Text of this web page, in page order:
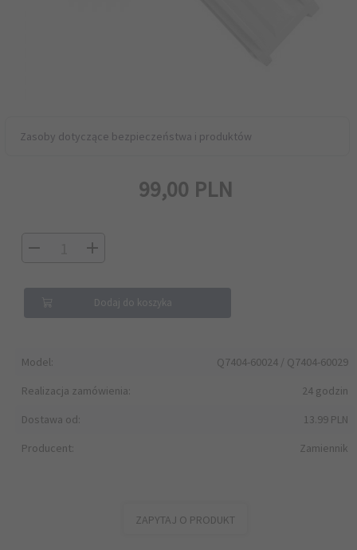
Zasoby dotyczące bezpieczeństwa i produktów
Model:
Q7404-60024 / Q7404-60029
Realizacja zamówienia:
24 godzin
Dostawa od:
13.99 PLN
Producent:
Zamiennik
99,00 PLN
ZAPYTAJ O PRODUKT
Dodaj do koszyka